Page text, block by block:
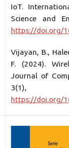
IoT.
Science and
https://doi.org/
Vijayan, B.,
F. (2024).
Journal of
https://doi.org/